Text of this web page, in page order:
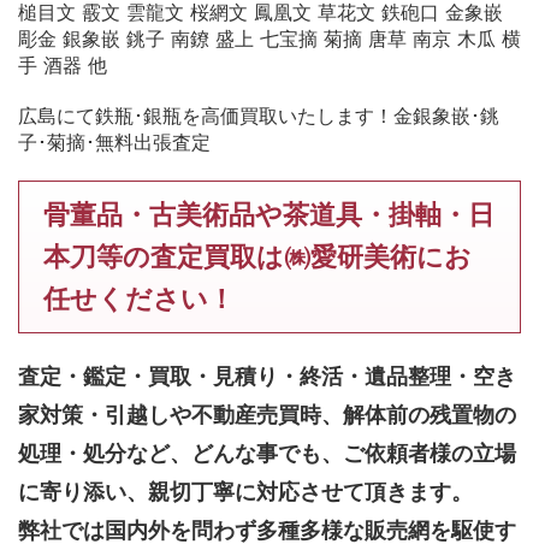
槌目文 霰文 雲龍文 桜網文 鳳凰文 草花文 鉄砲口 金象嵌
彫金 銀象嵌 銚子 南鐐 盛上 七宝摘 菊摘 唐草 南京 木瓜 横
手 酒器 他
広島にて鉄瓶･銀瓶を高価買取いたします！金銀象嵌･銚
子･菊摘･無料出張査定
骨董品・古美術品や茶道具・掛軸・日
本刀等の査定買取は㈱愛研美術にお
任せください！
査定・鑑定・買取・見積り・終活・遺品整理・空き
家対策・引越しや不動産売買時、解体前の残置物の
処理・処分など、どんな事でも、 ご依頼者様の立場
に寄り添い、親切丁寧に対応させて頂きます。
弊社では国内外を問わず多種多様な販売網を駆使す